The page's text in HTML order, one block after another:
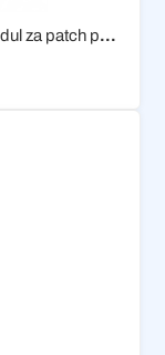
Keystone RJ45 FTP Cat 6 pozlaceni modul za patch panel